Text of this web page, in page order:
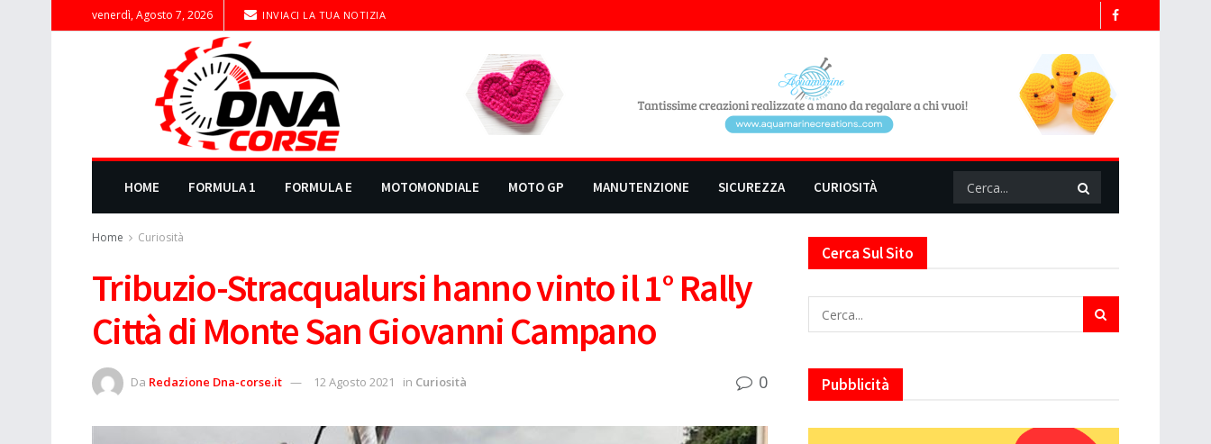
venerdì, Agosto 7, 2026 INVIACI LA TUA NOTIZIA
HOME FORMULA 1 FORMULA E MOTOMONDIALE MOTO GP MANUTENZIONE SICUREZZA CURIOSITÀ
Home Curiosità
Tribuzio-Stracqualursi hanno vinto il 1° Rally
Città di Monte San Giovanni Campano
Da Redazione Dna-corse.it 12 Agosto 2021 in Curiosità 0
Cerca Sul Sito
Pubblicità